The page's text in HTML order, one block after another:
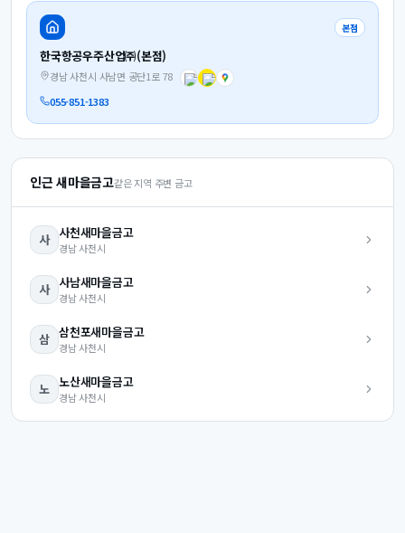
본점
한국항공우주산업㈜(본점)
경남 사천시 사남면 공단1로 78
055-851-1383
인근 새마을금고같은 지역 주변 금고
사 사천새마을금고
경남사천시
사 사남새마을금고
경남사천시
삼 삼천포새마을금고
경남사천시
노 노산새마을금고
경남사천시